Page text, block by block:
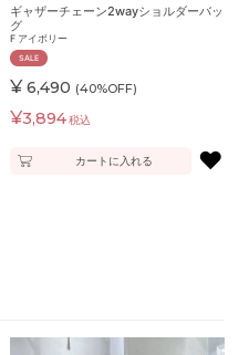
ギャザーチェーン2wayショルダーバッ
グ
F アイボリー
SALE
¥ 6,490 (40%OFF)
¥3,894税込
カートに入れる ♥